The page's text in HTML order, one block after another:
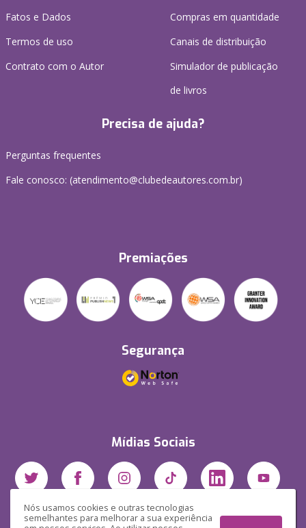
Nós usamos cookies e outras tecnologias
semelhantes para melhorar a sua experiência
Fatos e Dados
Termos de uso
Contrato com o Autor
Compras em quantidade
Canais de distribuição
Simulador de publicação
de livros
Precisa de ajuda?
Perguntas frequentes
Fale conosco: (atendimento@clubedeautores.com.br)
Premiações
Segurança
Mídias Sociais